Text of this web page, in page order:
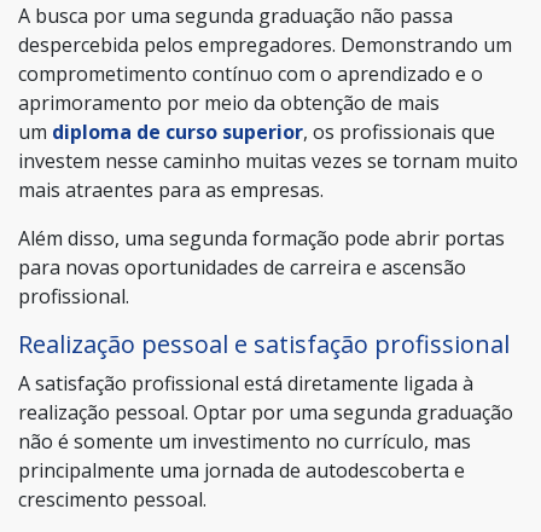
A busca por uma segunda graduação não passa
despercebida pelos empregadores. Demonstrando um
comprometimento contínuo com o aprendizado e o
aprimoramento por meio da obtenção de mais
um diploma de curso superior, os profissionais que
investem nesse caminho muitas vezes se tornam muito
mais atraentes para as empresas.
Além disso, uma segunda formação pode abrir portas
para novas oportunidades de carreira e ascensão
profissional.
Realização pessoal e satisfação profissional
A satisfação profissional está diretamente ligada à
realização pessoal. Optar por uma segunda graduação
não é somente um investimento no currículo, mas
principalmente uma jornada de autodescoberta e
crescimento pessoal.